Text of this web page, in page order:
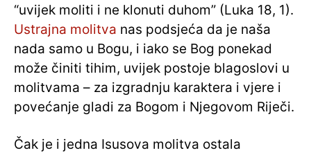
“uvijek moliti i ne klonuti duhom” (Luka 18, 1).
Ustrajna molitva nas podsjeća da je naša
nada samo u Bogu, i iako se Bog ponekad
može činiti tihim, uvijek postoje blagoslovi u
molitvama – za izgradnju karaktera i vjere i
povećanje gladi za Bogom i Njegovom Riječi.
Čak je i jedna Isusova molitva ostala